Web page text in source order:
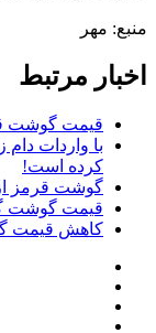
منبع: مهر
اخبار مرتبط
قیمت گوشت قرمز
کرده است!
گوشت قرمز از سفره ۳۵
قیمت گوشت
کاهش قیمت